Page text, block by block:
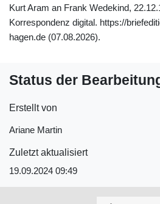
Kurt Aram an Frank Wedekind,
Korrespondenz digital. https://
hagen.de (07.08.2026).
Status der
Erstellt von
Ariane Martin
Zuletzt aktualisiert
19.09.2024 09:49